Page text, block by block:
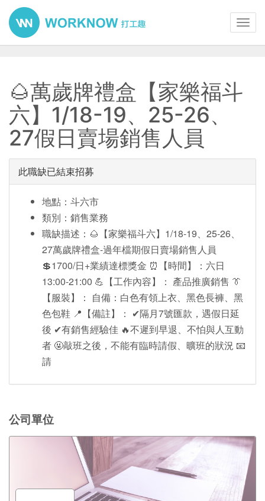
🌰萬歲牌禮盒【家樂福斗
六】1/18-19、25-26、
27假日賣場銷售人員
此職缺已結束招募
地點：斗六市
類別：銷售業務
職缺描述：🌰【家樂福斗六】1/18-19、25-26、
27萬歲牌禮盒-過年檔期假日賣場銷售人員
💲1700/日+業績達標獎金 ⏰【時間】：六日
13:00-21:00 💪【工作內容】： 產品推廣銷售 👔
【服裝】： 自備：白色有領上衣、黑色長褲、黑
色包鞋 📍【備註】： ✔隔月7號匯款，遇假日延
後 ✔有銷售經驗佳 🔥不遲到早退、不怕與人互動
者 🤬敲班之後，不能有臨時請假、曠班的狀況 📧
請
公司單位